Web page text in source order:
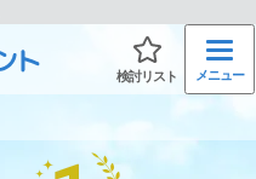
検討リスト メニュー